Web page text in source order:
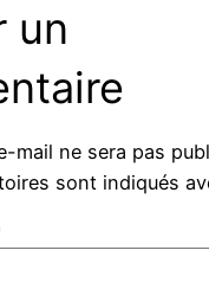
un
mail ne sera pas
sont indiqués